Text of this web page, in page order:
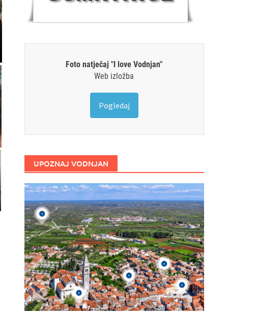
Foto natječaj "I love Vodnjan"
Web izložba
Pogledaj
UPOZNAJ VODNJAN